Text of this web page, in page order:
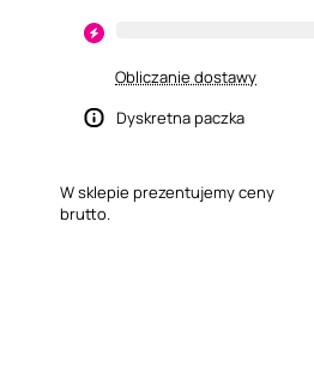
Obliczanie dostawy
Dyskretna paczka
W sklepie prezentujemy ceny
brutto.